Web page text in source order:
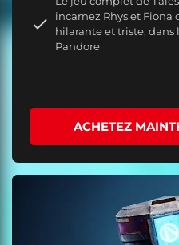
incarnez Rhys et Fiona
hilarante et triste, dans
Pandore
ACHETEZ